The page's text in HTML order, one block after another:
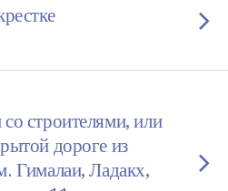
строителями, или
дороге из
Гималаи, Ладакх,